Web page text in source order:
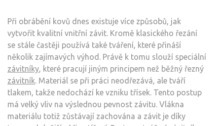
Při obrábění kovů dnes existuje více způsobů, jak
vytvořit kvalitní vnitřní závit. Kromě klasického řezání
se stále častěji používá také tváření, které přináší
několik zajímavých výhod. Právě k tomu slouží speciální
závitníky, které pracují jiným principem než běžný řezný
závitník. Materiál se při práci neodřezává, ale tváří
tlakem, takže nedochází ke vzniku třísek. Tento postup
má velký vliv na výslednou pevnost závitu. Vlákna
materiálu totiž zůstávají zachována a závit je díky